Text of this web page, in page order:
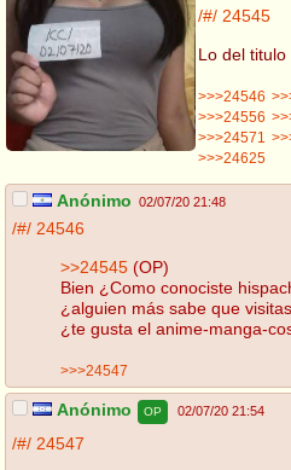
/#/ 24545
Lo del
>>>24546
>>>24556
>>>24571
>>>24625
Anónimo 02/07/20 21:48
/#/ 24546
>>24545 (OP)
Bien ¿Como conociste
¿alguien más sabe que
¿te gusta el anime-manga-
>>>24547
Anónimo OP 02/07/20 21:54
/#/ 24547